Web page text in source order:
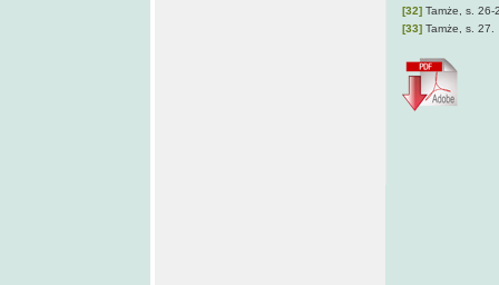
[32] Tamże, s. 26-
[33] Tamże, s. 27.